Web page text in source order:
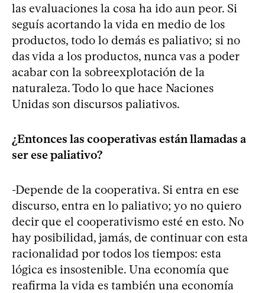
las evaluaciones la cosa ha ido aun peor. Si
seguís acortando la vida en medio de los
productos, todo lo demás es paliativo; si no
das vida a los productos, nunca vas a poder
acabar con la sobreexplotación de la
naturaleza. Todo lo que hace Naciones
Unidas son discursos paliativos.
¿Entonces las cooperativas están llamadas a
ser ese paliativo?
-Depende de la cooperativa. Si entra en ese
discurso, entra en lo paliativo; yo no quiero
decir que el cooperativismo esté en esto. No
hay posibilidad, jamás, de continuar con esta
racionalidad por todos los tiempos: esta
lógica es insostenible. Una economía que
reafirma la vida es también una economía